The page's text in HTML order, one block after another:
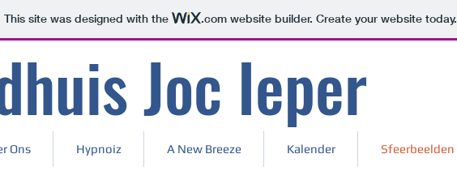
This site was designed with the .comwebsite builder. Create your website today.
Joc Ieper
Ons Hypnoiz A New Breeze Kalender Sfeerbeelden